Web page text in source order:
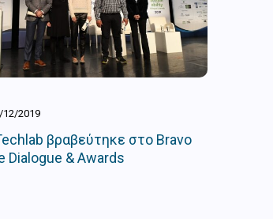
12/2019
βραβεύτηκε στo Bravo
Dialogue & Awards